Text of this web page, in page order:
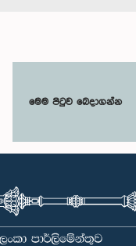
මෙම පිටුව බෙදාගන්න